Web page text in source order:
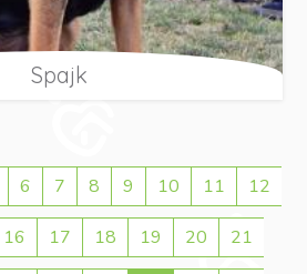
Spajk
6 7 8 9 10 11 12
16 17 18 19 20 21